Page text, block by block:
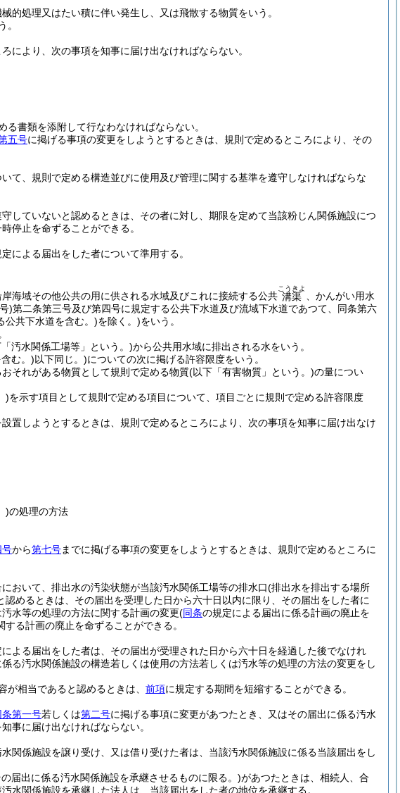
的処理又はたい積に伴い発生し、又は飛散する物質をいう。
。
により、次の事項を知事に届け出なければならない。
書類を添附して行なわなければならない。
五号に掲げる事項の変更をしようとするときは、規則で定めるところにより、その
て、規則で定める構造並びに使用及び管理に関する基準を遵守しなければならな
していないと認めるときは、その者に対し、期限を定めて当該粉じん関係施設につ
停止を命ずることができる。
による届出をした者について準用する。
海域その他公共の用に供される水域及びこれに接続する公共 溝渠
こうきよ
、かんがい用水
)第二条第三号及び第四号に規定する公共下水道及び流域下水道であつて、同条第六
公共下水道を含む。)を除く。)をいう。
汚水関係工場等」という。)から公共用水域に排出される水をいう。
む。)以下同じ。 )についての次に掲げる許容限度をいう。
それがある物質として規則で定める物質(以下「有害物質」という。)の量につい
)を示す項目として規則で定める項目について、項目ごとに規則で定める許容限度
置しようとするときは、規則で定めるところにより、次の事項を知事に届け出なけ
)の処理の方法
号から第七号までに掲げる事項の変更をしようとするときは、規則で定めるところに
おいて、排出水の汚染状態が当該汚水関係工場等の排水口(排出水を排出する場所
めるときは、その届出を受理した日から六十日以内に限り、その届出をした者に
水等の処理の方法に関する計画の変更(同条の規定による届出に係る計画の廃止を
る計画の廃止を命ずることができる。
よる届出をした者は、その届出が受理された日から六十日を経過した後でなけれ
る汚水関係施設の構造若しくは使用の方法若しくは汚水等の処理の方法の変更をし
相当であると認めるときは、 前項に規定する期間を短縮することができる。
条第一号若しくは第二号に掲げる事項に変更があつたとき、又はその届出に係る汚水
事に届け出なければならない。
関係施設を譲り受け、又は借り受けた者は、当該汚水関係施設に係る当該届出をし
届出に係る汚水関係施設を承継させるものに限る。)があつたときは、相続人、合
関係施設を承継した法人は、当該届出をした者の地位を承継する。